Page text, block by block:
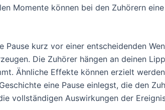
Momente können bei den Zuhörern
Pause kurz vor einer entscheidenden
Die Zuhörer hängen an deinen
Ähnliche Effekte können erzielt
eine Pause einlegst, die den
vollständigen Auswirkungen der